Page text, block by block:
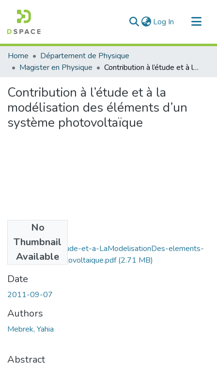
Log In (current)
Communities & Collections
All of DSpace
Home
Département de Physique
Magister en Physique
Contribution à l’étude et à la modélisation des éléments d’un système photovoltaïque
Contribution à l’étude et à la
modélisation des éléments d’un
système photovoltaïque
No
Thumbnail
Available
Contribution-a-etude-et-a-LaModelisationDes-elements-
dUnSystemePhotovoltaique.pdf(2.71 MB)
Date
2011-09-07
Authors
Mebrek, Yahia
Abstract